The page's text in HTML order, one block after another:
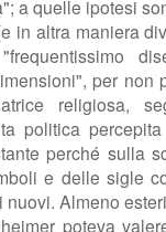
a quelle ipotesi
in altra maniera
per non
religiosa,
politica
perché sulla
e delle sigle
nuovi. Almeno
poteva